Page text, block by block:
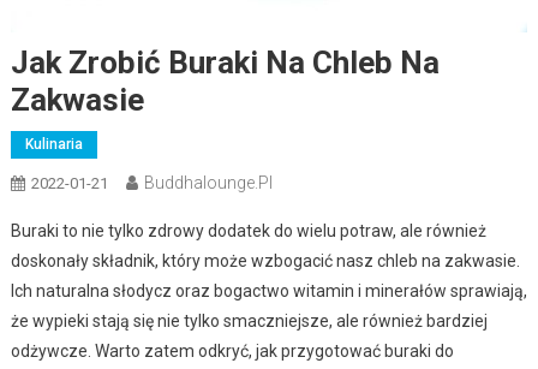
Jak Zrobić Buraki Na Chleb Na
Zakwasie
Kulinaria
2022-01-21 Buddhalounge.pl
Buraki to nie tylko zdrowy dodatek do wielu potraw, ale również
doskonały składnik, który może wzbogacić nasz chleb na zakwasie.
Ich naturalna słodycz oraz bogactwo witamin i minerałów sprawiają,
że wypieki stają się nie tylko smaczniejsze, ale również bardziej
odżywcze. Warto zatem odkryć, jak przygotować buraki do